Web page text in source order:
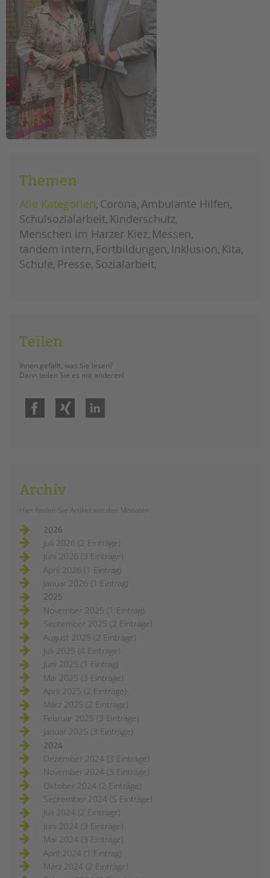
Themen
Alle Kategorien Corona Ambulante Hilfen
Schulsozialarbeit Kinderschutz
Menschen im Harzer Kiez Messen
tandem intern Fortbildungen Inklusion Kita
Schule Presse Sozialarbeit
Teilen
Ihnen gefällt, was Sie lesen?
Dann teilen Sie es mit anderen!
Facebook
Archiv
Hier finden Sie Artikel aus den Monaten
2026
Juli 2026 (2 Einträge)
Juni 2026 (3 Einträge)
April 2026 (1 Eintrag)
Januar 2026 (1 Eintrag)
2025
November 2025 (1 Eintrag)
September 2025 (2 Einträge)
August 2025 (2 Einträge)
Juli 2025 (4 Einträge)
Juni 2025 (1 Eintrag)
Mai 2025 (3 Einträge)
April 2025 (2 Einträge)
März 2025 (2 Einträge)
Februar 2025 (3 Einträge)
Januar 2025 (3 Einträge)
2024
Dezember 2024 (3 Einträge)
November 2024 (3 Einträge)
Oktober 2024 (2 Einträge)
September 2024 (5 Einträge)
Juli 2024 (2 Einträge)
Juni 2024 (3 Einträge)
Mai 2024 (3 Einträge)
April 2024 (1 Eintrag)
März 2024 (2 Einträge)